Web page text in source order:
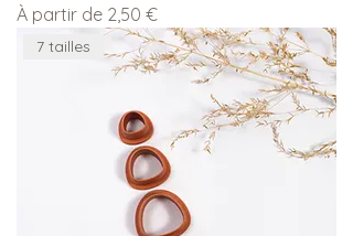
À partir de 2,50 €
Prix promotionnel
7 tailles